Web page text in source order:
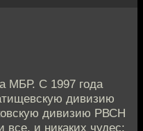
МБР. С 1997 года
дивизию
дивизию РВСН
и никаких чудес: